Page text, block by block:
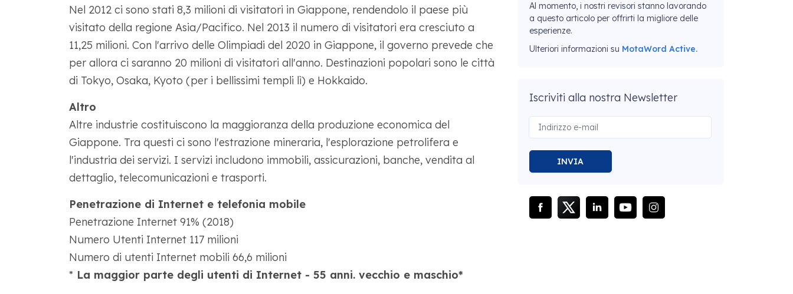
Nel 2012 ci sono stati 8,3 milioni di visitatori in Giappone, rendendolo il paese più
visitato della regione Asia/Pacifico. Nel 2013 il numero di visitatori era cresciuto a
11,25 milioni. Con l'arrivo delle Olimpiadi del 2020 in Giappone, il governo prevede che
per allora ci saranno 20 milioni di visitatori all'anno. Destinazioni popolari sono le città
di Tokyo, Osaka, Kyoto (per i bellissimi templi lì) e Hokkaido.
Altro
Altre industrie costituiscono la maggioranza della produzione economica del
Giappone. Tra questi ci sono l'estrazione mineraria, l'esplorazione petrolifera e
l'industria dei servizi. I servizi includono immobili, assicurazioni, banche, vendita al
dettaglio, telecomunicazioni e trasporti.
Penetrazione di Internet e telefonia mobile
Penetrazione Internet 91% (2018)
Numero Utenti Internet 117 milioni
Numero di utenti Internet mobili 66,6 milioni
*La maggior parte degli utenti di Internet - 55 anni. vecchio e maschio*
Al momento, i nostri revisori stanno lavorando
a questo articolo per offrirti la migliore delle
esperienze.
Ulteriori informazioni su MotaWord Active.
Iscriviti alla nostra Newsletter
INVIA